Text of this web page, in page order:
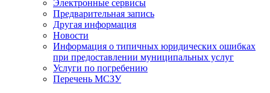
Электронные сервисы
Предварительная запись
Другая информация
Новости
Информация о типичных юридических ошибках
при предоставлении муниципальных услуг
Услуги по погребению
Перечень МСЗУ